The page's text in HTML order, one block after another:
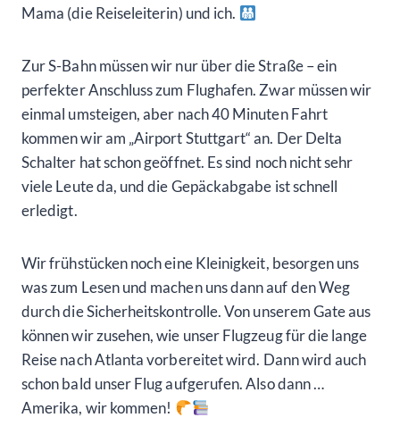
Mama (die Reiseleiterin) und ich.
Zur S-Bahn müssen wir nur über die Straße – ein
perfekter Anschluss zum Flughafen. Zwar müssen wir
einmal umsteigen, aber nach 40 Minuten Fahrt
kommen wir am „Airport Stuttgart“ an. Der Delta
Schalter hat schon geöffnet. Es sind noch nicht sehr
viele Leute da, und die Gepäckabgabe ist schnell
erledigt.
Wir frühstücken noch eine Kleinigkeit, besorgen uns
was zum Lesen und machen uns dann auf den Weg
durch die Sicherheitskontrolle. Von unserem Gate aus
können wir zusehen, wie unser Flugzeug für die lange
Reise nach Atlanta vorbereitet wird. Dann wird auch
schon bald unser Flug aufgerufen. Also dann …
Amerika, wir kommen!